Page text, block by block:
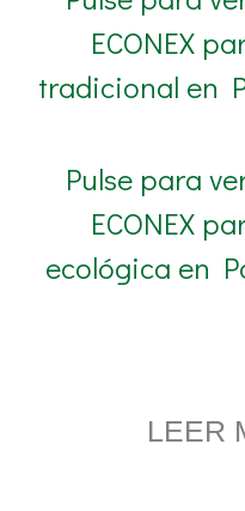
ECONEX
tradicional en
Pulse para
ECONEX
ecológica en
LEER